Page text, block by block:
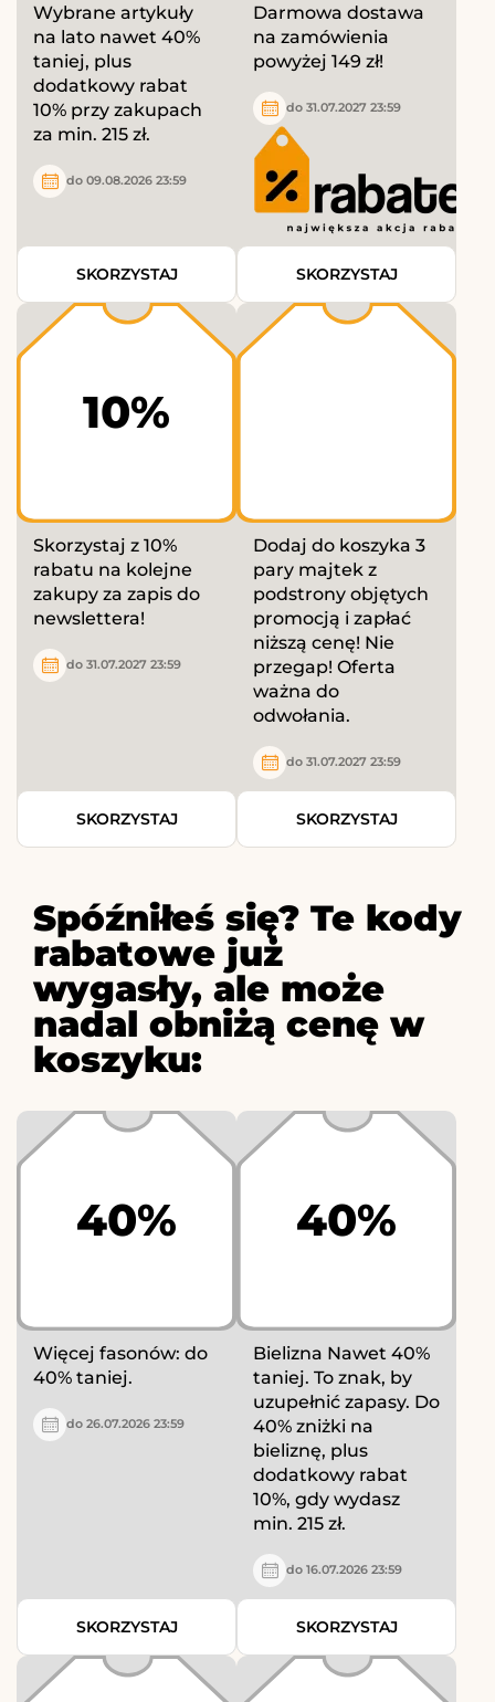
Wybrane artykuły
na lato nawet 40%
taniej, plus
dodatkowy rabat
10% przy zakupach
za min. 215 zł.
do 09.08.2026 23:59
SKORZYSTAJ
Darmowa dostawa
na zamówienia
powyżej 149 zł!
do 31.07.2027 23:59
SKORZYSTAJ
10%
Skorzystaj z 10%
rabatu na kolejne
zakupy za zapis do
newslettera!
do 31.07.2027 23:59
SKORZYSTAJ
Dodaj do koszyka 3
pary majtek z
podstrony objętych
promocją i zapłać
niższą cenę! Nie
przegap! Oferta
ważna do
odwołania.
do 31.07.2027 23:59
SKORZYSTAJ
Spóźniłeś się? Te kody
rabatowe już
wygasły, ale może
nadal obniżą cenę w
koszyku:
40%
Więcej fasonów: do
40% taniej.
do 26.07.2026 23:59
SKORZYSTAJ
40%
Bielizna Nawet 40%
taniej. To znak, by
uzupełnić zapasy. Do
40% zniżki na
bieliznę, plus
dodatkowy rabat
10%, gdy wydasz
min. 215 zł.
do 16.07.2026 23:59
SKORZYSTAJ